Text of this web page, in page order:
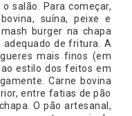
salão. Para começar,
suína, peixe e
burger na chapa
de fritura. A
mais finos (em
estilo dos feitos em
Carne bovina
entre fatias de pão
O pão artesanal,